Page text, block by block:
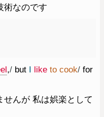
術なのです
,/ but I like to cook/ for
せんが 私は娯楽として